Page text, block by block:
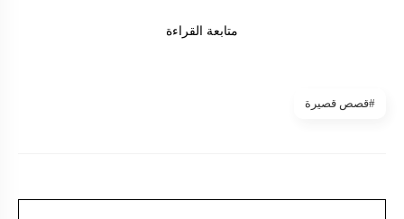
متابعة القراءة
#قصص قصيرة